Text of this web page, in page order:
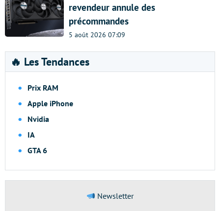
revendeur annule des
précommandes
5 août 2026 07:09
🔥 Les Tendances
Prix RAM
Apple iPhone
Nvidia
IA
GTA 6
Newsletter